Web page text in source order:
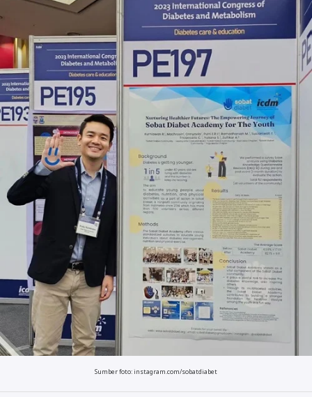
Sumber foto: instagram.com/sobatdiabet